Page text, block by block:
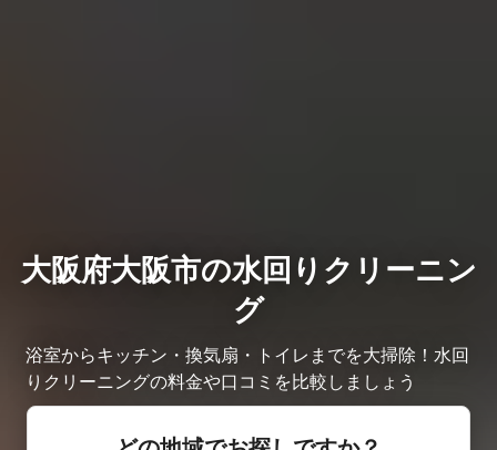
大阪府大阪市の水回りクリーニン
グ
浴室からキッチン・換気扇・トイレまでを大掃除！水回
りクリーニングの料金や口コミを比較しましょう